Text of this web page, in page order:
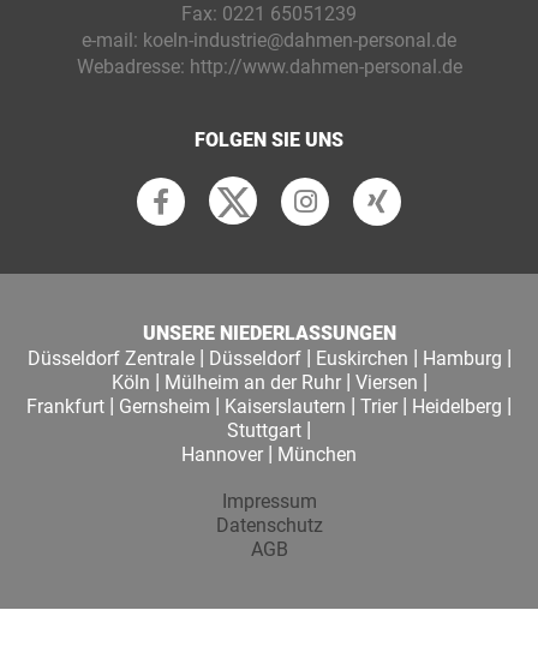
Fax: 0221 65051239
e-mail: koeln-industrie@dahmen-personal.de
Webadresse: http://www.dahmen-personal.de
FOLGEN SIE UNS
UNSERE NIEDERLASSUNGEN
Düsseldorf Zentrale| Düsseldorf| Euskirchen | Hamburg |
Köln | Mülheim an der Ruhr| Viersen |
Frankfurt | Gernsheim | Kaiserslautern | Trier | Heidelberg |
Stuttgart |
Hannover | München
Impressum
Datenschutz
AGB